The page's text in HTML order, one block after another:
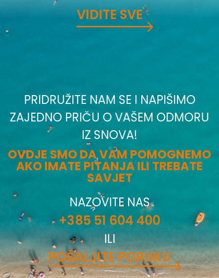
VIDITE SVE
PRIDRUŽITE NAM SE I NAPIŠIMO
ZAJEDNO PRIČU O VAŠEM ODMORU
IZ SNOVA!
OVDJE SMO DA VAM POMOGNEMO
AKO IMATE PITANJA ILI TREBATE
SAVJET
NAZOVITE NAS
+385 51 604 400
ILI
POŠALJITE PORUKU